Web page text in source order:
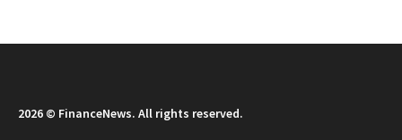
2026 © FinanceNews. All rights reserved.